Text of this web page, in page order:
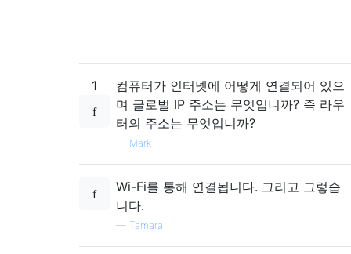
1
컴퓨터가 인터넷에 어떻게 연결되어 있으
며 글로벌 IP 주소는 무엇입니까? 즉 라우
터의 주소는 무엇입니까?
— Mark
Wi-Fi를 통해 연결됩니다. 그리고 그렇습
니다.
— Tamara